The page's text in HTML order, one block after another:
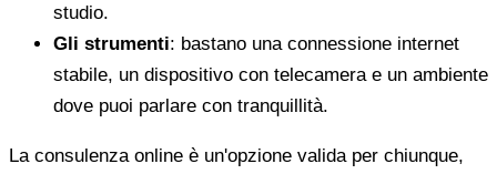
studio.
Gli strumenti: bastano una connessione internet
stabile, un dispositivo con telecamera e un ambiente
dove puoi parlare con tranquillità.
La consulenza online è un'opzione valida per chiunque,